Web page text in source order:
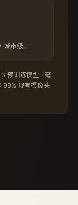
市级。
预训练模型 · 毫
99% 现有摄像头